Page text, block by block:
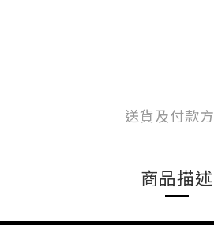
送貨及付款
商品描述